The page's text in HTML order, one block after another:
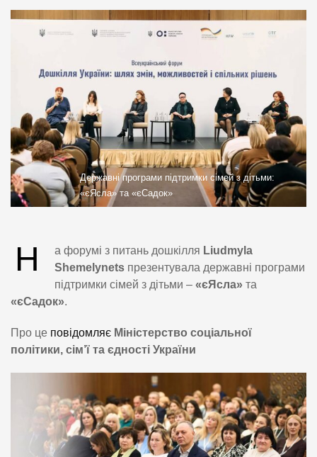
Державні програми підтримки сімей з дітьми:
«єЯсла» та «єСадок»
Н а форумі з питань дошкілля Liudmyla
Shemelynets презентувала державні програми
підтримки сімей з дітьми – «єЯсла» та
«єСадок».
Про це повідомляє Міністерство соціальної
політики, сім’ї та єдності України